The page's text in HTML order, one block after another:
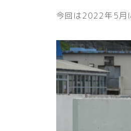
今回は2022年5月